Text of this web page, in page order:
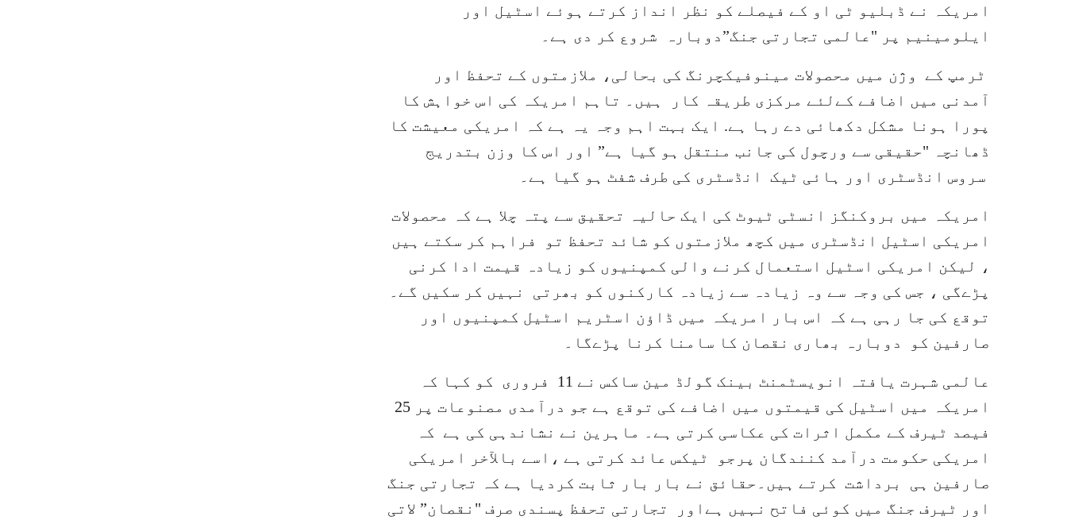
امریکہ نے ڈبلیو ٹی او کے فیصلے کو نظر انداز کرتے ہوئے اسٹیل اور
ایلومینیم پر "عالمی تجارتی جنگ”دوبارہ شروع کر دی ہے۔
ٹرمپ کے وژن میں محصولات مینوفیکچرنگ کی بحالی، ملازمتوں کے تحفظ اور
آمدنی میں اضافے کےلئے مرکزی طریقہ کار ہیں۔ تاہم امریکہ کی اس خواہش کا
پورا ہونا مشکل دکھائی دے رہا ہے. ایک بہت اہم وجہ یہ ہے کہ امریکی معیشت کا
ڈھانچہ "حقیقی سے ورچول کی جانب منتقل ہو گیا ہے” اور اس کا وزن بتدریج
سروس انڈسٹری اور ہائی ٹیک انڈسٹری کی طرف شفٹ ہو گیا ہے۔
امریکہ میں بروکنگز انسٹی ٹیوٹ کی ایک حالیہ تحقیق سے پتہ چلا ہے کہ محصولات
امریکی اسٹیل انڈسٹری میں کچھ ملازمتوں کو شائد تحفظ تو فراہم کر سکتے ہیں
، لیکن امریکی اسٹیل استعمال کرنے والی کمپنیوں کو زیادہ قیمت ادا کرنی
پڑےگی ، جس کی وجہ سے وہ زیادہ سے زیادہ کارکنوں کو بھرتی نہیں کر سکیں گے۔
توقع کی جا رہی ہے کہ اس بار امریکہ میں ڈاؤن اسٹریم اسٹیل کمپنیوں اور
صارفین کو دوبارہ بھاری نقصان کا سامنا کرنا پڑےگا۔
عالمی شہرت یافتہ انویسٹمنٹ بینک گولڈ مین ساکس نے 11 فروری کو کہا کہ
امریکہ میں اسٹیل کی قیمتوں میں اضافے کی توقع ہے جو درآمدی مصنوعات پر 25
فیصد ٹیرف کے مکمل اثرات کی عکاسی کرتی ہے۔ ماہرین نے نشاندہی کی ہے کہ
امریکی حکومت درآمد کنندگان پرجو ٹیکس عائد کرتی ہے ،اسے بالآخر امریکی
صارفین ہی برداشت کرتے ہیں۔حقائق نے بار بار ثابت کردیا ہے کہ تجارتی جنگ
اور ٹیرف جنگ میں کوئی فاتح نہیں ہےاور تجارتی تحفظ پسندی صرف "نقصان” لاتی